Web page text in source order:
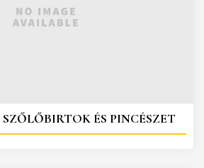
ÉS PINCÉSZET